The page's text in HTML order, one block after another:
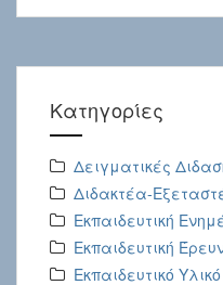
Kατηγορίες
Δειγματικές
Διδακτέα-
Εκπαιδευτική
Εκπαιδευτική
Εκπαιδευτικό Υλικό